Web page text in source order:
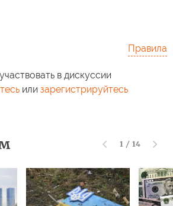
Правила
в дискуссии
или зарегистрируйтесь
1 / 14